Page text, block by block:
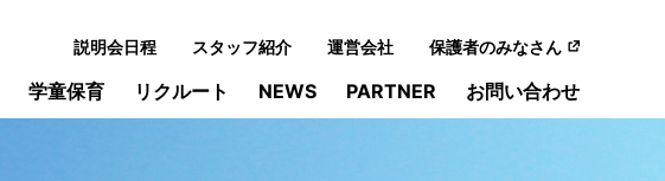
説明会日程 スタッフ紹介 運営会社 保護者のみなさん
学童保育 リクルート NEWS PARTNER お問い合わせ